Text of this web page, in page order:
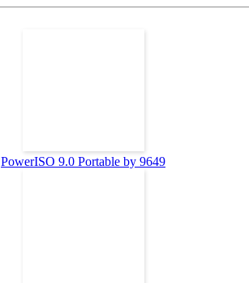
PowerISO 9.0 Portable by 9649